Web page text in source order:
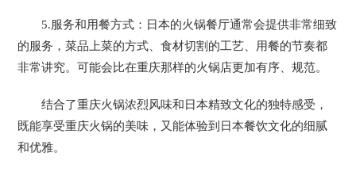
5.服务和用餐方式：日本的火锅餐厅通常会提供非常细致
的服务，菜品上菜的方式、食材切割的工艺、用餐的节奏都
非常讲究。可能会比在重庆那样的火锅店更加有序、规范。
结合了重庆火锅浓烈风味和日本精致文化的独特感受，
既能享受重庆火锅的美味，又能体验到日本餐饮文化的细腻
和优雅。